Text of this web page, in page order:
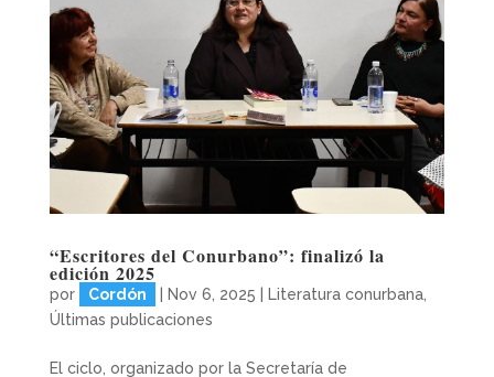
“Escritores del Conurbano”: finalizó la
edición 2025
por Cordón Nov 6, 2025 Literatura conurbana,
Últimas publicaciones
El ciclo, organizado por la Secretaría de